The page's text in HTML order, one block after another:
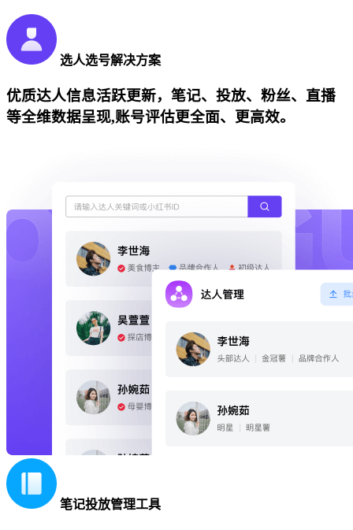
选人选号解决方案
优质达人信息活跃更新，笔记、投放、粉丝、直播
等全维数据呈现,账号评估更全面、更高效。
笔记投放管理工具